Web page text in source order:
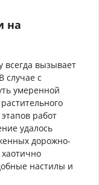
на
всегда вызывает
случае с
умеренной
работ
удалось
дорожно-
настилы и